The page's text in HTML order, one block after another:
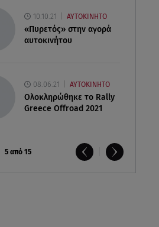
10.10.21 ΑΥΤΟΚΙΝΗΤΟ
«Πυρετός» στην αγορά
αυτοκινήτου
08.06.21 ΑΥΤΟΚΙΝΗΤΟ
Ολοκληρώθηκε το Rally
Greece Offroad 2021
5 από 15